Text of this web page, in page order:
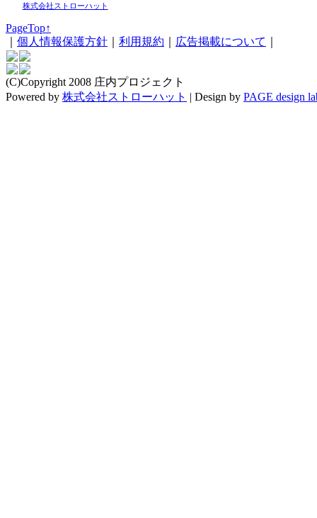
株式会社ストローハット
PageTop↑
個人情報保護方針 利用規約 広告掲載について
(C)Copyright 2008 庄内プロジェクト
Powered by 株式会社ストローハット | Design by PAGE design